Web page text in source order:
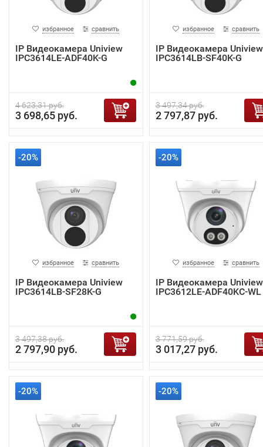
избранное сравнить
IP Видеокамера Uniview
IPC3614LE-ADF40K-G
4 623,31 руб.
3 698,65 руб.
избранное сравнить
IP Видеокамера Uniview
IPC3614LB-SF40K-G
3 497,34 руб.
2 797,87 руб.
-20%
избранное сравнить
IP Видеокамера Uniview
IPC3614LB-SF28K-G
3 497,38 руб.
2 797,90 руб.
-20%
избранное сравнить
IP Видеокамера Uniview
IPC3612LE-ADF40KC-WL
3 771,59 руб.
3 017,27 руб.
-20% -20%